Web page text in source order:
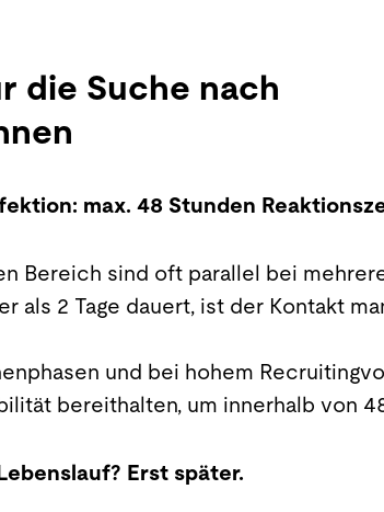
die Suche nach
max. 48 Stunden
Bereich sind oft parallel bei
als 2 Tage dauert, ist der Kontakt
und bei hohem
bereithalten, um innerhalb von
Erst später.